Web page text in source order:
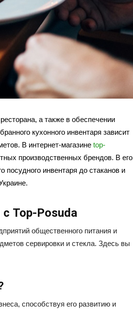
а также в обеспечении
кухонного инвентаря зависит
В интернет-магазине top-
производственных брендов. В его
посудного инвентаря до стаканов и
Top-Posuda
общественного питания и
сервировки и стекла. Здесь вы
способствуя его развитию и